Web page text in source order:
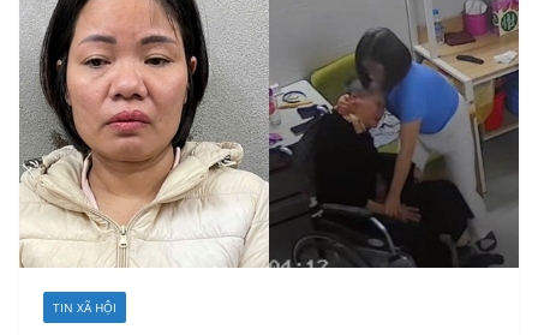
TIN XÃ HỘI